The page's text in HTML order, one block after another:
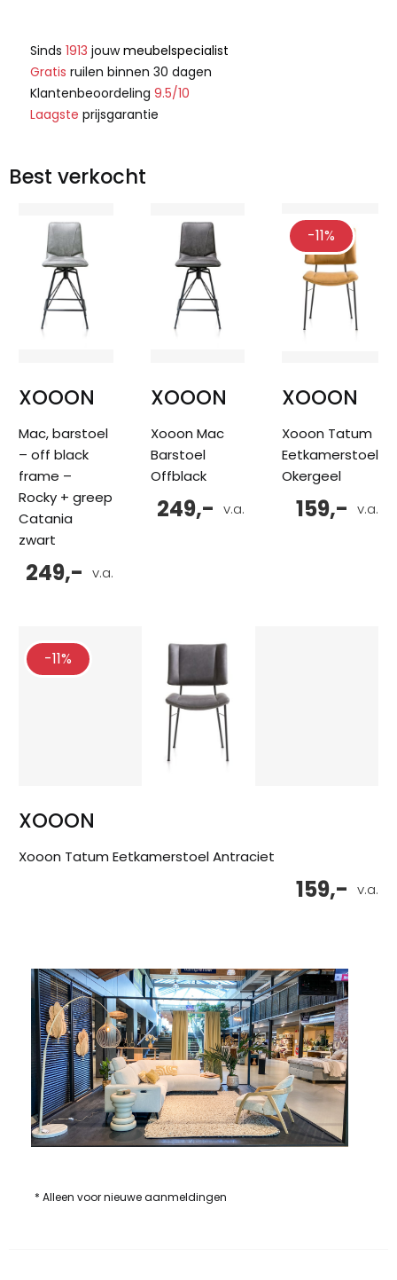
Sinds 1913 jouwmeubelspecialist
Gratis ruilen binnen 30 dagen
Klantenbeoordeling 9.5/10
Laagste prijsgarantie
Best verkocht
XOOON
Mac, barstoel
– off black
frame –
Rocky + greep
Catania
zwart
v.a.
249,-
XOOON
Xooon Mac
Barstoel
Offblack
v.a.
249,-
-11%
XOOON
Xooon Tatum
Eetkamerstoel
Okergeel
v.a.
159,-
-11%
XOOON
Xooon Tatum Eetkamerstoel Antraciet
v.a.
159,-
* Alleen voor nieuwe aanmeldingen